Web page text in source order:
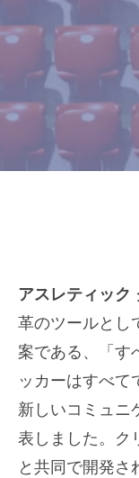
アスレティック
革のツールとし
案である、「す
ッカーはすべて
新しいコミュニ
表しました。ク
と共同で開発さ